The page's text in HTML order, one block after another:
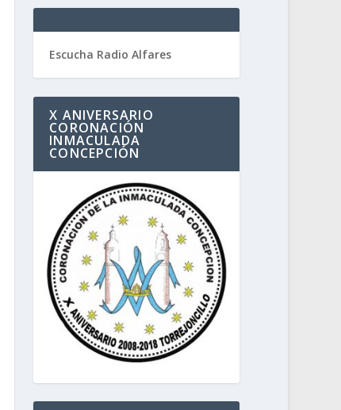
Escucha Radio Alfares
X ANIVERSARIO
CORONACIÓN
INMACULADA
CONCEPCIÓN